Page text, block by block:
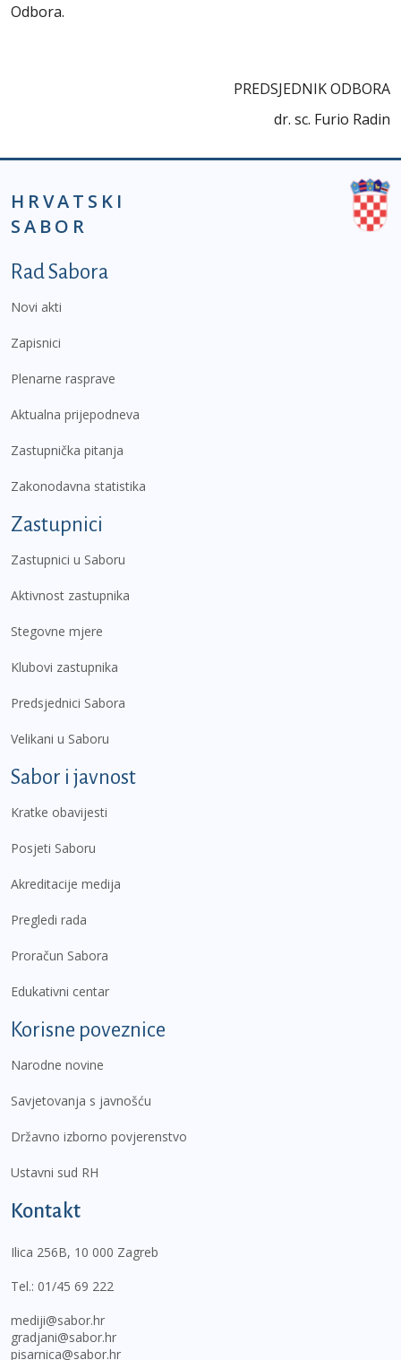
Odbora.
PREDSJEDNIK ODBORA
dr. sc. Furio Radin
HRVATSKI
SABOR
Podnožje prvi izbornik
Rad Sabora
Novi akti
Zapisnici
Plenarne rasprave
Aktualna prijepodneva
Zastupnička pitanja
Zakonodavna statistika
Zastupnici
Zastupnici u Saboru
Aktivnost zastupnika
Stegovne mjere
Klubovi zastupnika
Predsjednici Sabora
Velikani u Saboru
Sabor i javnost
Kratke obavijesti
Posjeti Saboru
Akreditacije medija
Pregledi rada
Proračun Sabora
Edukativni centar
Korisne poveznice
Narodne novine
Savjetovanja s javnošću
Državno izborno povjerenstvo
Ustavni sud RH
Kontakt
Ilica 256B, 10 000 Zagreb
Tel.: 01/45 69 222
mediji@sabor.hr
gradjani@sabor.hr
pisarnica@sabor.hr